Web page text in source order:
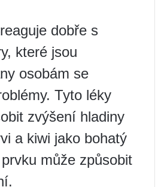
dobře s
které jsou
osobám se
Tyto léky
zvýšení hladiny
a kiwi jako bohatý
může způsobit